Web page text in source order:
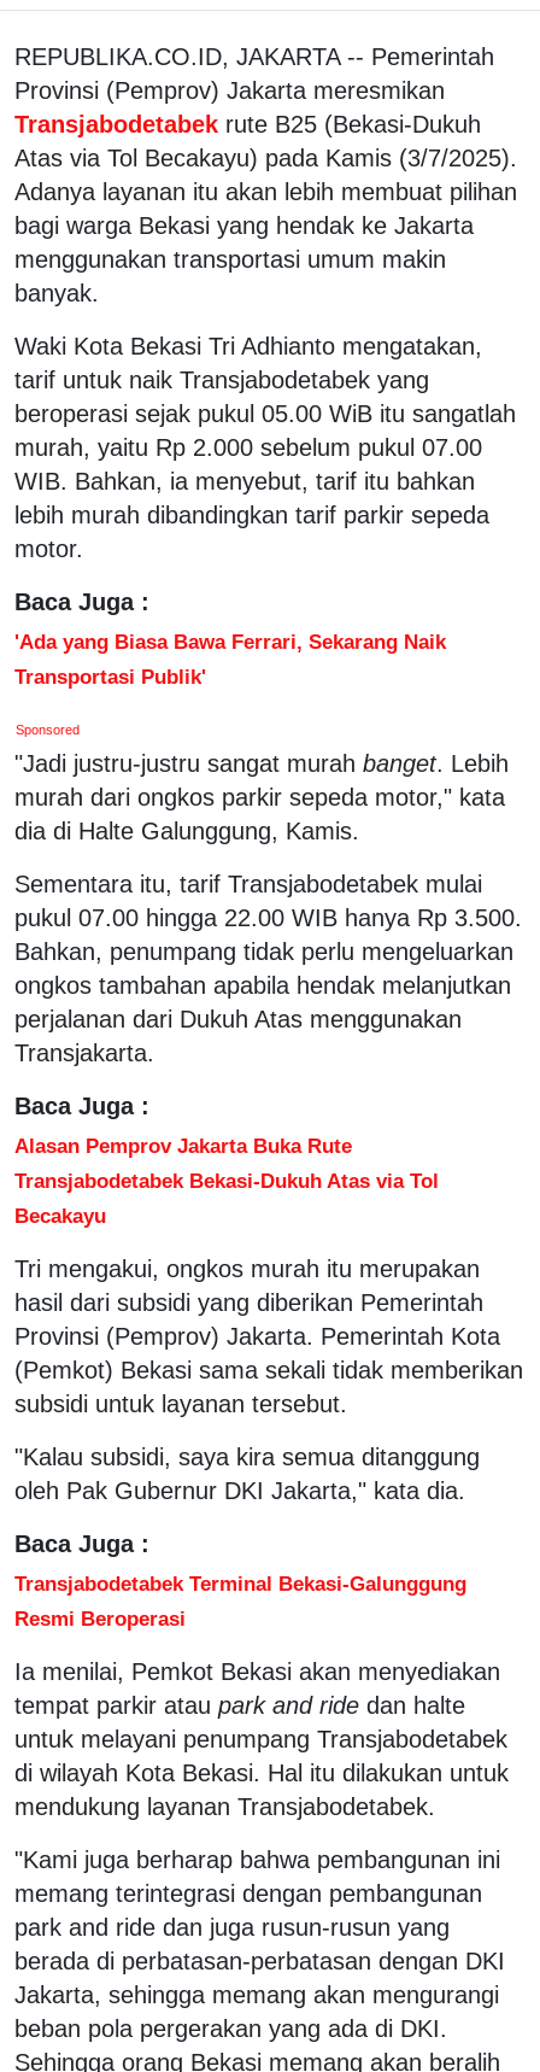
REPUBLIKA.CO.ID, JAKARTA -- Pemerintah
Provinsi (Pemprov) Jakarta meresmikan
Transjabodetabek rute B25 (Bekasi-Dukuh
Atas via Tol Becakayu) pada Kamis (3/7/2025).
Adanya layanan itu akan lebih membuat pilihan
bagi warga Bekasi yang hendak ke Jakarta
menggunakan transportasi umum makin
banyak.
Waki Kota Bekasi Tri Adhianto mengatakan,
tarif untuk naik Transjabodetabek yang
beroperasi sejak pukul 05.00 WiB itu sangatlah
murah, yaitu Rp 2.000 sebelum pukul 07.00
WIB. Bahkan, ia menyebut, tarif itu bahkan
lebih murah dibandingkan tarif parkir sepeda
motor.
Baca Juga :
'Ada yang Biasa Bawa Ferrari, Sekarang Naik
Transportasi Publik'
Sponsored
"Jadi justru-justru sangat murah banget. Lebih
murah dari ongkos parkir sepeda motor," kata
dia di Halte Galunggung, Kamis.
Sementara itu, tarif Transjabodetabek mulai
pukul 07.00 hingga 22.00 WIB hanya Rp 3.500.
Bahkan, penumpang tidak perlu mengeluarkan
ongkos tambahan apabila hendak melanjutkan
perjalanan dari Dukuh Atas menggunakan
Transjakarta.
Baca Juga :
Alasan Pemprov Jakarta Buka Rute
Transjabodetabek Bekasi-Dukuh Atas via Tol
Becakayu
Tri mengakui, ongkos murah itu merupakan
hasil dari subsidi yang diberikan Pemerintah
Provinsi (Pemprov) Jakarta. Pemerintah Kota
(Pemkot) Bekasi sama sekali tidak memberikan
subsidi untuk layanan tersebut.
"Kalau subsidi, saya kira semua ditanggung
oleh Pak Gubernur DKI Jakarta," kata dia.
Baca Juga :
Transjabodetabek Terminal Bekasi-Galunggung
Resmi Beroperasi
Ia menilai, Pemkot Bekasi akan menyediakan
tempat parkir atau park and ride dan halte
untuk melayani penumpang Transjabodetabek
di wilayah Kota Bekasi. Hal itu dilakukan untuk
mendukung layanan Transjabodetabek.
"Kami juga berharap bahwa pembangunan ini
memang terintegrasi dengan pembangunan
park and ride dan juga rusun-rusun yang
berada di perbatasan-perbatasan dengan DKI
Jakarta, sehingga memang akan mengurangi
beban pola pergerakan yang ada di DKI.
Sehingga orang Bekasi memang akan beralih